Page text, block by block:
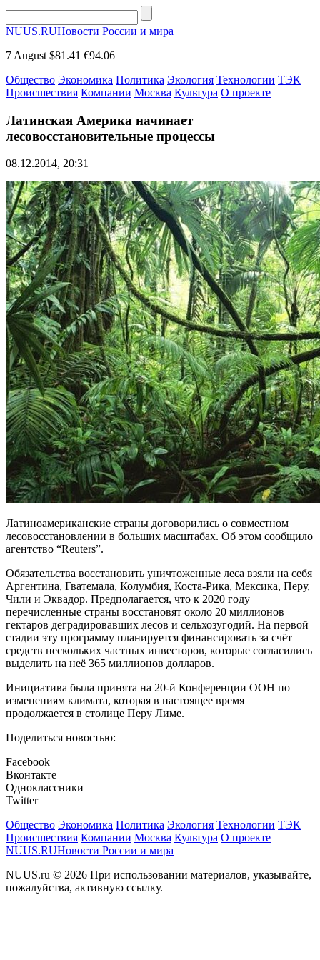
NUUS.RUНовости России и мира
7 August $81.41 €94.06
Общество Экономика Политика Экология Технологии ТЭК
Происшествия Компании Москва Культура О проекте
Латинская Америка начинает
лесовосстановительные процессы
08.12.2014, 20:31
Латиноамериканские страны договорились о совместном
лесовосстановлении в больших масштабах. Об этом сообщило
агентство “Reuters”.
Обязательства восстановить уничтоженные леса взяли на себя
Аргентина, Гватемала, Колумбия, Коста-Рика, Мексика, Перу,
Чили и Эквадор. Предполагается, что к 2020 году
перечисленные страны восстановят около 20 миллионов
гектаров деградировавших лесов и сельхозугодий. На первой
стадии эту программу планируется финансировать за счёт
средств нескольких частных инвесторов, которые согласились
выделить на неё 365 миллионов долларов.
Инициатива была принята на 20-й Конференции ООН по
изменениям климата, которая в настоящее время
продолжается в столице Перу Лиме.
Поделиться новостью:
Facebook
Вконтакте
Одноклассники
Twitter
Общество Экономика Политика Экология Технологии ТЭК
Происшествия Компании Москва Культура О проекте
NUUS.RUНовости России и мира
NUUS.ru © 2026 При использовании материалов, указывайте,
пожалуйства, активную ссылку.